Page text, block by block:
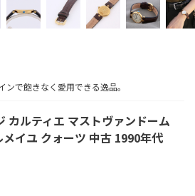
カルティエ マストヴァンドーム
イユ クォーツ 中古 1990年代
で飽きなく愛用できる逸品。